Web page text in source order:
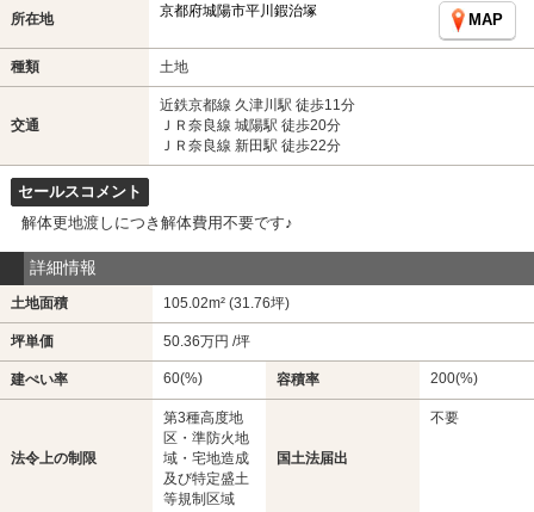
所在地 京都府城陽市平川鍜治塚
MAP
種類 土地
交通
近鉄京都線 久津川駅 徒歩11分
ＪＲ奈良線 城陽駅 徒歩20分
ＪＲ奈良線 新田駅 徒歩22分
セールスコメント
解体更地渡しにつき解体費用不要です♪
詳細情報
土地面積 105.02m² (31.76坪)
坪単価 50.36万円 /坪
建ぺい率 60(%) 容積率 200(%)
法令上の制限
第3種高度地
区・準防火地
域・宅地造成
及び特定盛土
等規制区域
国土法届出
不要